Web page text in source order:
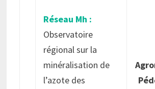
Réseau Mh :
Observatoire
régional sur la
minéralisation de
l’azote des